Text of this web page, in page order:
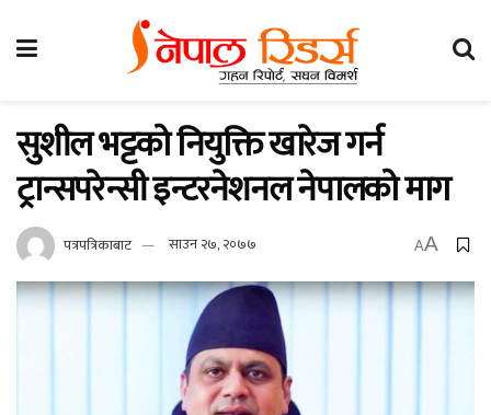
सुशील भट्टको नियुक्ति खारेज गर्न
ट्रान्सपरेन्सी इन्टरनेशनल नेपालको माग
पत्रपत्रिकाबाट साउन २७, २०७७ AA